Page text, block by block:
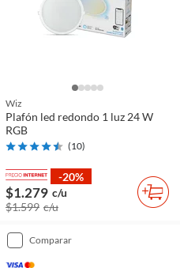
Wiz
Plafón led redondo 1 luz 24 W
RGB
(10)
-20%
$1.279 c/u
$1.599 c/u
comparar